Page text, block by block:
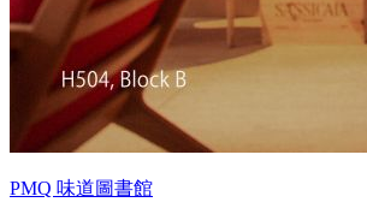
PMQ 味道圖書館